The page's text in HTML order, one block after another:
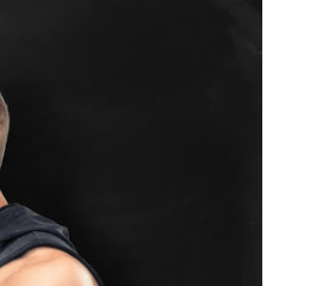
تمارين القلب أو الوزن 🌙